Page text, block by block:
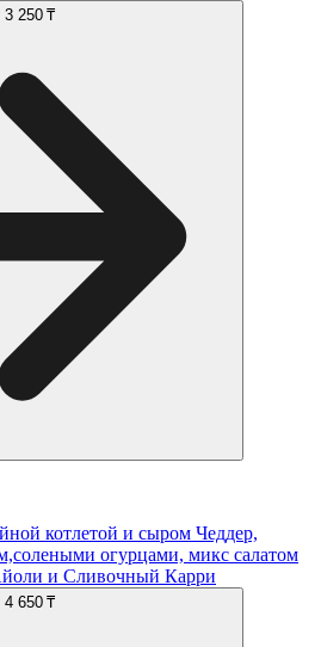
3 250 ₸
котлетой и сыром Чеддер,
огурцами, микс салатом
и Сливочный Карри
4 650 ₸